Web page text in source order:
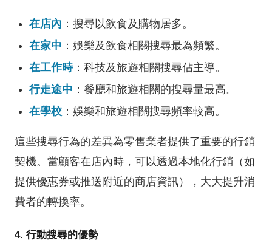
在店內 ：搜尋以飲食及購物居多。
在家中 ：娛樂及飲食相關搜尋最為頻繁。
在工作時：科技及旅遊相關搜尋佔主導。
行走途中 ：餐廳和旅遊相關的搜尋量最高。
在學校 ：娛樂和旅遊相關搜尋頻率較高。
這些搜尋行為的差異為零售業者提供了重要的行銷
契機。當顧客在店內時，可以透過本地化行銷（如
提供優惠券或推送附近的商店資訊），大大提升消
費者的轉換率。
4. 行動搜尋的優勢